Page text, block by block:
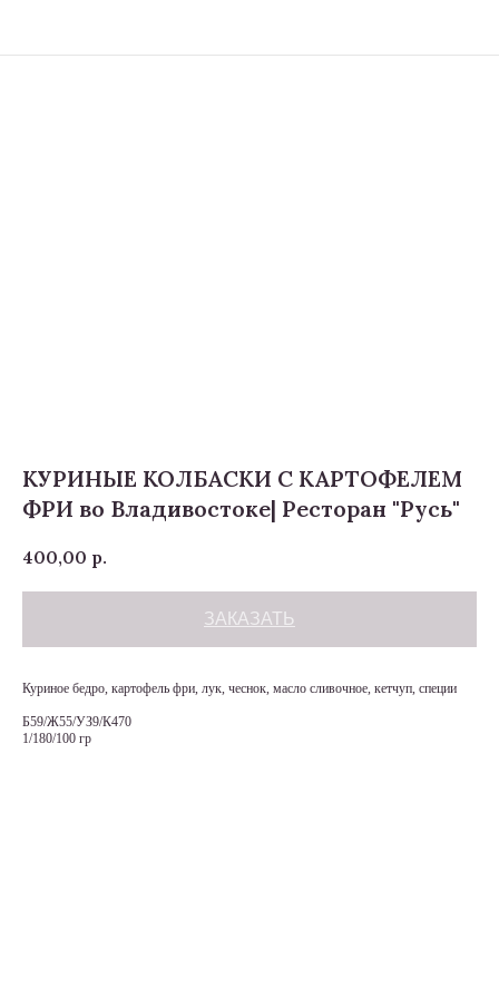
КУРИНЫЕ КОЛБАСКИ С КАРТОФЕЛЕМ
ФРИ во Владивостоке| Ресторан "Русь"
400,00 р.
ЗАКАЗАТЬ
Куриное бедро, картофель фри, лук, чеснок, масло сливочное, кетчуп, специи
Б59/Ж55/УЗ9/К470
1/180/100 гр